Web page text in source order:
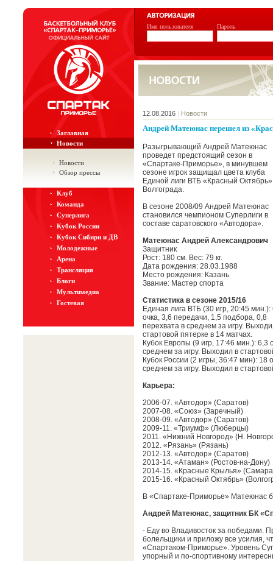
Имя пользователя Пароль
Заглавная
Новости
Новости
Обзор прессы
Клуб
Команда
Суперлига
Кубок России
Кубок Сибири и ДВ
Молодежные
Арена
Трансляция
Блоги
Мультимедиа
Гостевая
12.08.2016 | Новости
Андрей Матеюнас перешел из
Разыгрывающий Андрей Матеюнас
проведет предстоящий сезон в
«Спартаке-Приморье», в минувшем
сезоне игрок защищал цвета клуба
Единой лиги ВТБ «Красный Октябрь»
Волгограда.
В сезоне 2008/09 Андрей Матеюнас
становился чемпионом Суперлиги в
составе саратовского «Автодора».
Матеюнас Андрей Александрович
Защитник
Рост: 180 см. Вес: 79 кг.
Дата рождения: 28.03.1988
Место рождения: Казань
Звание: Мастер спорта
Статистика в сезоне 2015/16
Единая лига ВТБ (30 игр, 20:45 мин.):
очка, 3,6 передачи, 1,5 подбора, 0,8
перехвата в среднем за игру.
стартовой пятерке в 14 матчах.
Кубок Европы (9 игр, 17:46 мин.): 6,3
среднем за игру. Выходил в
Кубок России (2 игры, 36:47 мин): 18
среднем за игру. Выходил в
Карьера:
2006-07. «Автодор» (Саратов)
2007-08. «Союз» (Заречный)
2008-09. «Автодор» (Саратов)
2009-11. «Триумф» (Люберцы)
2011. «Нижний Новгород» (Н.
2012. «Рязань» (Рязань)
2012-13. «Автодор» (Саратов)
2013-14. «Атаман» (Ростов-на-Дону)
2014-15. «Красные Крылья»
2015-16. «Красный Октябрь»
В «Спартаке-Приморье» Матеюнас
Андрей Матеюнас, защитник БК
- Еду во Владивосток за победами.
болельщики и приложу все усилия,
«Спартаком-Приморье». Уровень
упорный и по-спортивному